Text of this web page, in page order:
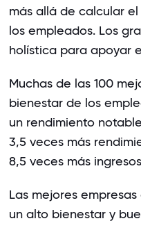
más allá de calcular
los empleados. Los
holística para apoyar
Muchas de las 100
bienestar de los
un rendimiento
3,5 veces más
8,5 veces más
Las mejores
un alto bienestar y